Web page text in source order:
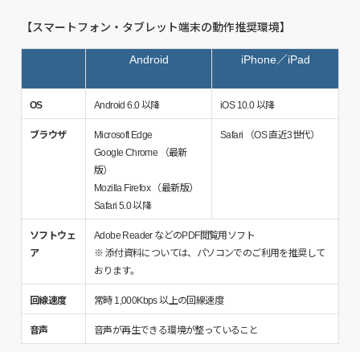
【スマートフォン・タブレット端末の動作推奨環境】
Android iPhone／iPad
OS Android 6.0 以降 iOS 10.0 以降
ブラウザ
Microsoft Edge
Google Chrome （最新
版）
Mozilla Firefox （最新版）
Safari 5.0 以降
Safari （OS 直近3世代）
ソフトウェ
ア
Adobe Reader などのPDF閲覧用ソフト
※ 添付資料については、パソコンでのご利用を推奨して
おります。
回線速度 常時 1,000Kbps 以上の回線速度
音声 音声が再生できる環境が整っていること